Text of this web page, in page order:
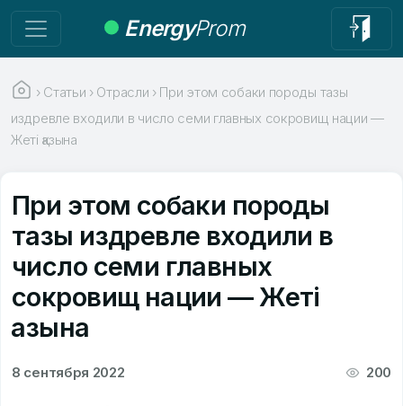
EnergyProm
› Статьи › Отрасли › При этом собаки породы тазы
издревле входили в число семи главных сокровищ нации —
Жеті қазына
При этом собаки породы
тазы издревле входили в
число семи главных
сокровищ нации — Жеті
қазына
8 сентября 2022 200